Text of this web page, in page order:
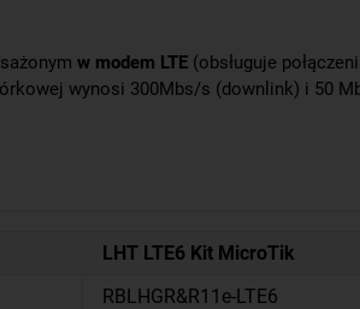
w modem LTE (obsługuje
wynosi 300Mbs/s (downlink) i 50
LHT LTE6 Kit MicroTik
RBLHGR&R11e-LTE6